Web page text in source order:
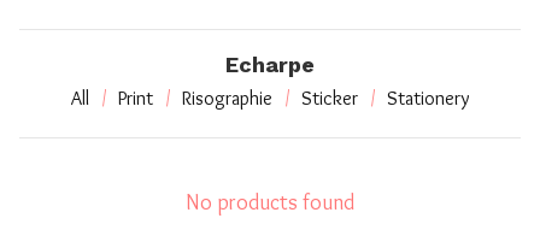
Echarpe
All Print Risographie Sticker Stationery
No products found